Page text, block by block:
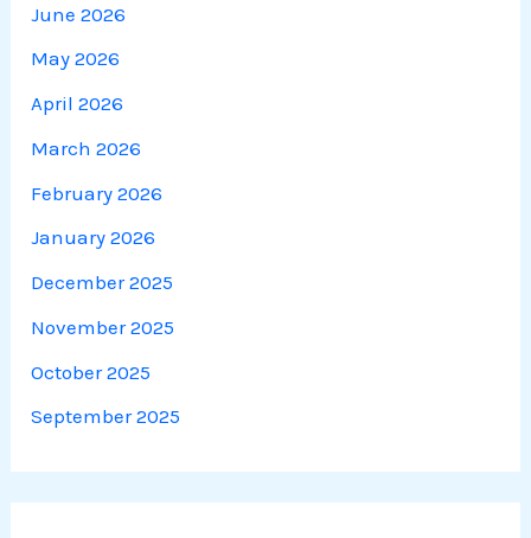
June 2026
May 2026
April 2026
March 2026
February 2026
January 2026
December 2025
November 2025
October 2025
September 2025